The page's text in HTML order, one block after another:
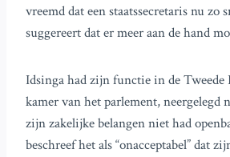
vreemd dat een staatssecretaris nu zo
suggereert dat er meer aan de hand
Idsinga had zijn functie in de Tweede
kamer van het parlement, neergelegd
zijn zakelijke belangen niet had
beschreef het als “onacceptabel” dat